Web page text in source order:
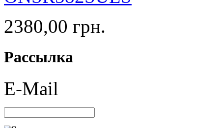
2380,00 грн.
Рассылка
E-Mail